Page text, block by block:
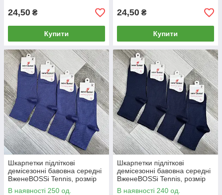
24,50 ₴
Купити
24,50 ₴
Купити
Шкарпетки підліткові
демісезонні бавовна середні
ВженеBOSSі Tennis, розмір
23 (36-38), джинсові, 012890
В наявності 250 од.
Шкарпетки підліткові
демісезонні бавовна середні
ВженеBOSSі Tennis, розмір
23 (36-38), сині, 012886
В наявності 240 од.